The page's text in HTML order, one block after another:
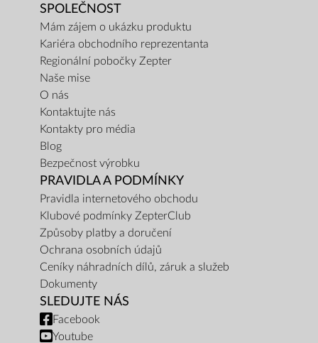
SPOLEČNOST
Mám zájem o ukázku produktu
Kariéra obchodního reprezentanta
Regionální pobočky Zepter
Naše mise
O nás
Kontaktujte nás
Kontakty pro média
Blog
Bezpečnost výrobku
PRAVIDLA A PODMÍNKY
Pravidla internetového obchodu
Klubové podmínky ZepterClub
Způsoby platby a doručení
Ochrana osobních údajů
Ceníky náhradních dílů, záruk a služeb
Dokumenty
SLEDUJTE NÁS
Facebook
Youtube